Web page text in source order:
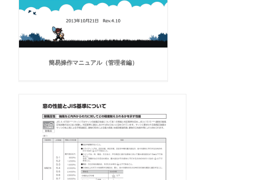
簡易操作マニュアル（管理者編）